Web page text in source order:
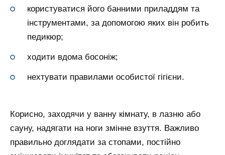
користуватися його банними приладдям та
інструментами, за допомогою яких він робить
педикюр;
ходити вдома босоніж;
нехтувати правилами особистої гігієни.
Корисно, заходячи у ванну кімнату, в лазню або
сауну, надягати на ноги змінне взуття. Важливо
правильно доглядати за стопами, постійно